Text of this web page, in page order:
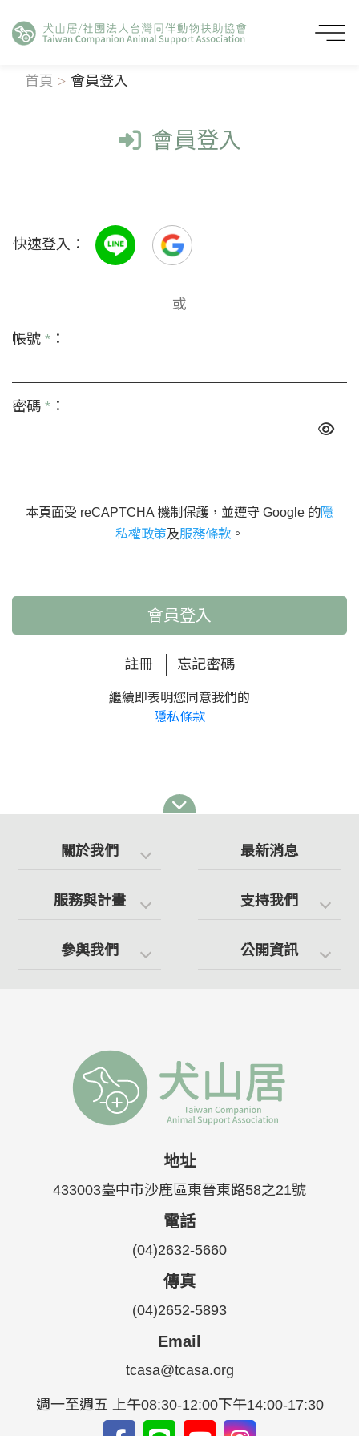
首頁 會員登入
會員登入
快速登入：
或
帳號 * ：
密碼 * ：
本頁面受 reCAPTCHA 機制保護，並遵守 Google 的隱
私權政策及服務條款 。
會員登入
註冊 忘記密碼
繼續即表明您同意我們的
隱私條款
關於我們 最新消息
服務與計畫 支持我們
參與我們 公開資訊
地址
433003臺中市沙鹿區東晉東路58之21號
電話
(04)2632-5660
傳真
(04)2652-5893
Email
tcasa@tcasa.org
週一至週五 上午08:30-12:00下午14:00-17:30